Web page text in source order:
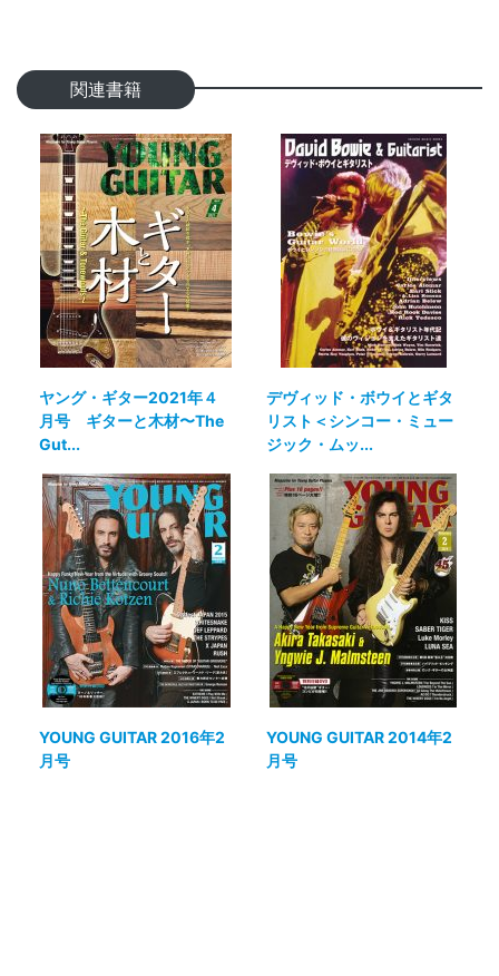
関連書籍
ヤング・ギター2021年４
月号 ギターと木材〜The
Gut...
デヴィッド・ボウイとギタ
リスト＜シンコー・ミュー
ジック・ムッ...
YOUNG GUITAR 2016年2
月号
YOUNG GUITAR 2014年2
月号